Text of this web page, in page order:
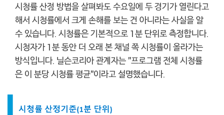
시청률 산정 방법을 살펴봐도 수요일에 두 경기가 열린다고
해서 시청률에서 크게 손해를 보는 건 아니라는 사실을 알
수 있습니다. 시청률은 기본적으로 1분 단위로 측정합니다.
시청자가 1분 동안 더 오래 본 채널 쪽 시청률이 올라가는
방식입니다. 닐슨코리아 관계자는 "프로그램 전체 시청률
은 이 분당 시청률 평균"이라고 설명했습니다.